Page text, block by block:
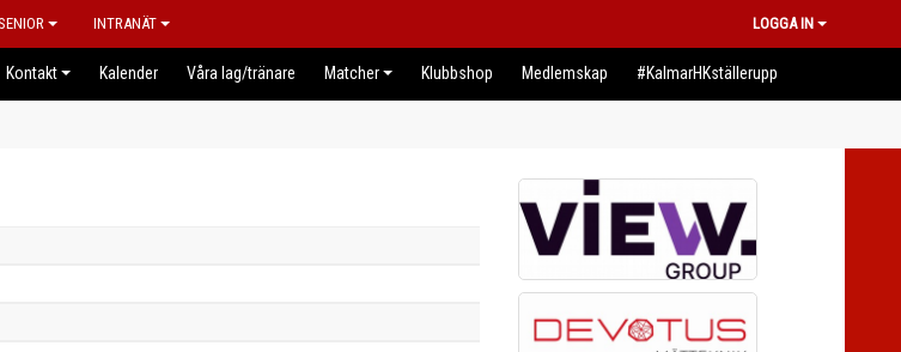
INTRANÄT LOGGA IN
Kontakt Kalender Våra lag/tränare Matcher Klubbshop Medlemskap #KalmarHKställerupp